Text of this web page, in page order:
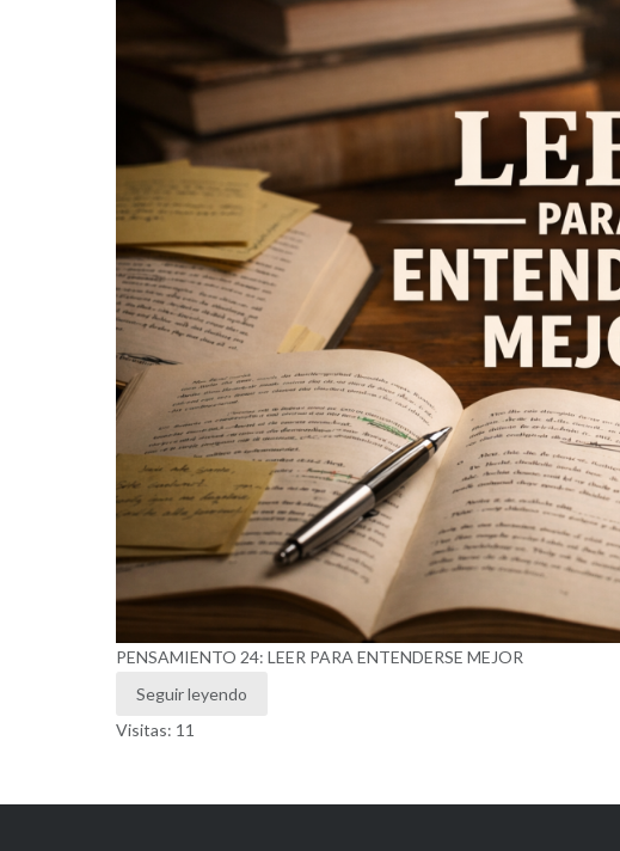
PENSAMIENTO 24: LEER PARA ENTENDERSE MEJOR
Seguir leyendo
Visitas: 11